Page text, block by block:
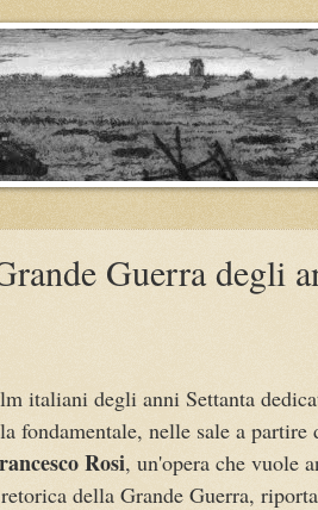
Guerra degli
italiani degli anni Settanta
fondamentale, nelle sale a partire
Rosi, un'opera che vuole
della Grande Guerra,